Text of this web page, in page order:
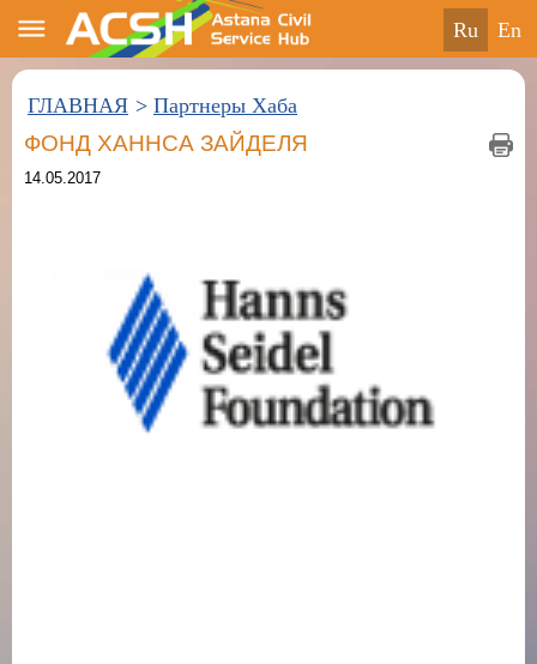
ru en
ГЛАВНАЯ > Партнеры Хаба
ФОНД ХАННСА ЗАЙДЕЛЯ
14.05.2017